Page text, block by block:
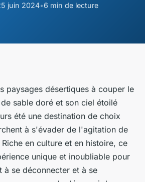
juin 2024•6 min de lecture
paysages désertiques à couper le
sable doré et son ciel étoilé
été une destination de choix
à s'évader de l'agitation de
en culture et en histoire, ce
unique et inoubliable pour
à se déconnecter et à se